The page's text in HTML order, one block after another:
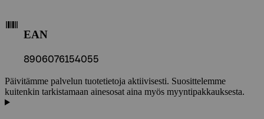
EAN
8906076154055
Päivitämme palvelun tuotetietoja aktiivisesti. Suosittelemme
kuitenkin tarkistamaan ainesosat aina myös myyntipakkauksesta.